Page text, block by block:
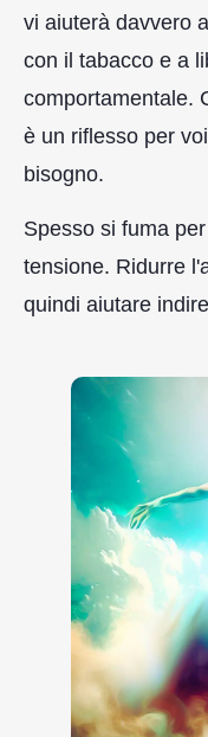
vi aiuterà davvero
con il tabacco e a
comportamentale.
è un riflesso per
bisogno.
Spesso si fuma
tensione. Ridurre
quindi aiutare